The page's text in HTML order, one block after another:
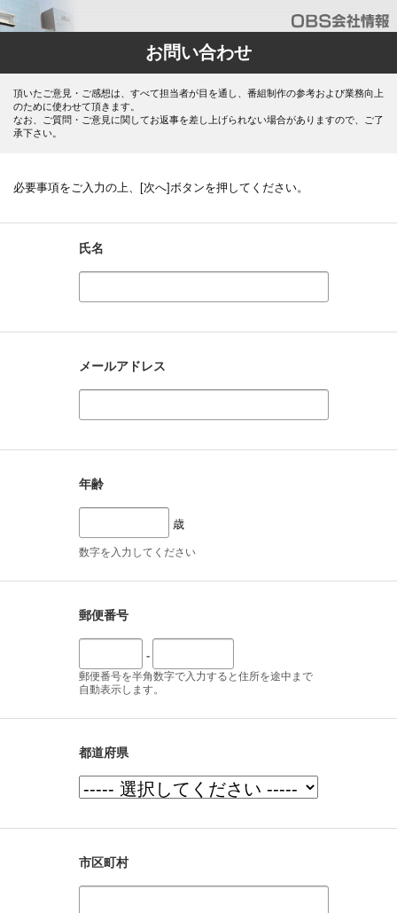
お問い合わせ
頂いたご意見・ご感想は、すべて担当者が目を通し、番組制作の参考および業務向上
のために使わせて頂きます。
なお、ご質問・ご意見に関してお返事を差し上げられない場合がありますので、ご了
承下さい。
必要事項をご入力の上、[次へ]ボタンを押してください。
氏名
メールアドレス
年齢
歳
数字を入力してください
郵便番号
-
郵便番号を半角数字で入力すると住所を途中まで
自動表示します。
都道府県
市区町村